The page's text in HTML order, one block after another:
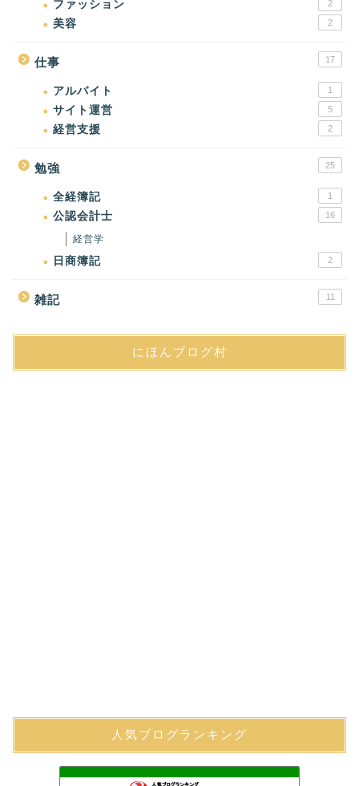
ファッション 2
美容 2
仕事 17
アルバイト 1
サイト運営 5
経営支援 2
勉強 25
全経簿記 1
公認会計士 16
経営学
日商簿記 2
雑記 11
にほんブログ村
人気ブログランキング